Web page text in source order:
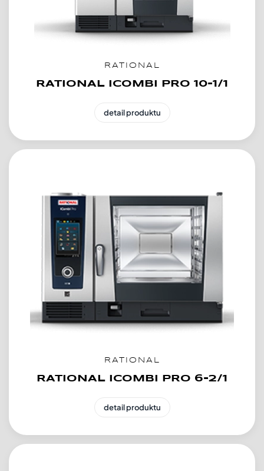
RATIONAL
RATIONAL ICOMBI PRO 10-1/1
detail produktu
RATIONAL
RATIONAL ICOMBI PRO 6-2/1
detail produktu